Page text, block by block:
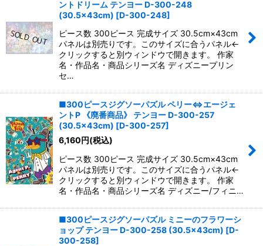
ントドリーム テンヨー D-300-248
(30.5×43cm) [D-300-248]
ピース数 300ピース 完成サイズ 30.5cm×43cm
パネルは別売りです。このサイズに合うパネル←
クリックすると別ウィンドウで開きます。 作家
名・作品名・商品シリーズ名 ディズニープリン
セ…
■300ピースジグソーパズル ペリー⇔エージェ
ントP 《廃番商品》 テンヨー D-300-257
(30.5×43cm) [D-300-257]
6,160円(税込)
ピース数 300ピース 完成サイズ 30.5cm×43cm
パネルは別売りです。このサイズに合うパネル←
クリックすると別ウィンドウで開きます。 作家
名・作品名・商品シリーズ名 ディズニー/フィニ…
■300ピースジグソーパズル ミニーのフラワーシ
ョップ テンヨー D-300-258 (30.5×43cm) [D-
300-258]